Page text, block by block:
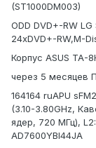
(ST1000DM003)
ODD DVD+-RW
24xDVD+-RW,M-
Корпус ASUS TA-
через 5 месяцев
164164 ruAPU
(3.10-3.80GHz,
ядер, 720 МГц),
AD7600YBI44JA